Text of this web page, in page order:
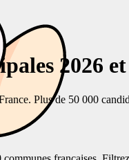
2026
Plus de 50 000